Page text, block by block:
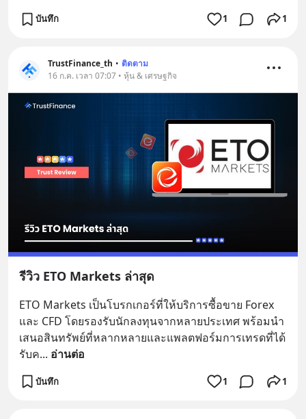
บันทึก 1 1
TrustFinance_th • ติดตาม
16 ก.ค. เวลา 07:07 • หุ้น & เศรษฐกิจ
รีวิว ETO Markets ล่าสุด
ETO Markets เป็นโบรกเกอร์ที่ให้บริการซื้อขาย Forex
และ CFD โดยรองรับนักลงทุนจากหลายประเทศ พร้อมนำ
เสนอสินทรัพย์ที่หลากหลายและแพลตฟอร์มการเทรดที่ได้
รับค... อ่านต่อ
บันทึก 1 1